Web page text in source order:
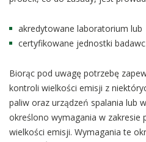
akredytowane laboratorium lub
certyfikowane jednostki
Biorąc pod uwagę potrzebę
kontroli wielkości emisji z
paliw oraz urządzeń spalania lub
określono wymagania w zakresie
wielkości emisji. Wymagania te